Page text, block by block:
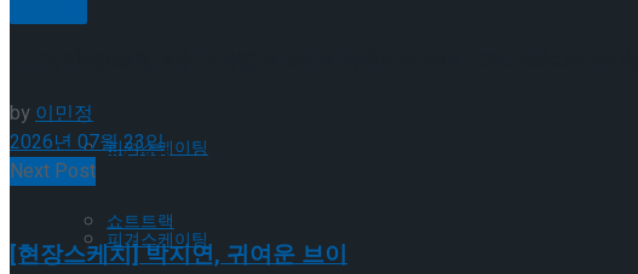
피겨스케이팅
쇼트트랙
Trending Tags
피겨스케이팅
by이민정
2026년 07월 23일
Next Post
[현장스케치] 박지연, 귀여운 브이